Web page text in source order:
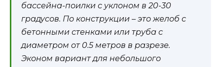
бассейна-поилки с уклоном в 20-30
градусов. По конструкции – это желоб с
бетонными стенками или труба с
диаметром от 0.5 метров в разрезе.
Эконом вариант для небольшого